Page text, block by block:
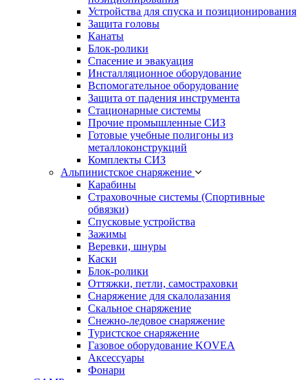
Устройства для спуска и позиционирования
Защита головы
Канаты
Блок-ролики
Спасение и эвакуация
Инсталляционное оборудование
Вспомогательное оборудование
Защита от падения инструмента
Стационарные системы
Прочие промышленные СИЗ
Готовые учебные полигоны из
металлоконструкций
Комплекты СИЗ
Альпинистское снаряжение
Карабины
Страховочные системы (Спортивные
обвязки)
Спусковые устройства
Зажимы
Веревки, шнуры
Каски
Блок-ролики
Оттяжки, петли, самостраховки
Снаряжение для скалолазания
Скальное снаряжение
Снежно-ледовое снаряжение
Туристское снаряжение
Газовое оборудование KOVEA
Аксессуары
Фонари